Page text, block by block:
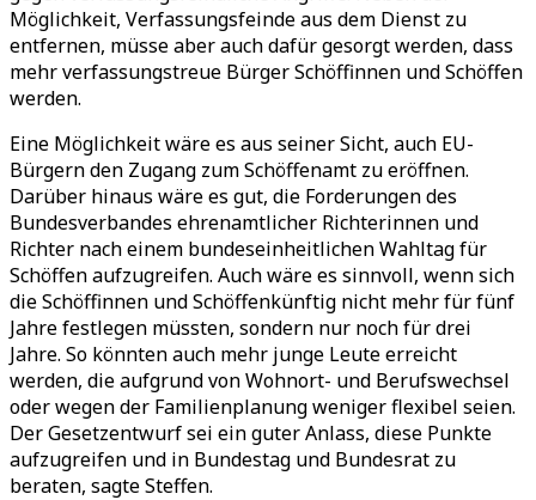
Möglichkeit, Verfassungsfeinde aus dem Dienst zu
entfernen, müsse aber auch dafür gesorgt werden, dass
mehr verfassungstreue Bürger Schöffinnen und Schöffen
werden.
Eine Möglichkeit wäre es aus seiner Sicht, auch EU-
Bürgern den Zugang zum Schöffenamt zu eröffnen.
Darüber hinaus wäre es gut, die Forderungen des
Bundesverbandes ehrenamtlicher Richterinnen und
Richter nach einem bundeseinheitlichen Wahltag für
Schöffen aufzugreifen. Auch wäre es sinnvoll, wenn sich
die Schöffinnen und Schöffenkünftig nicht mehr für fünf
Jahre festlegen müssten, sondern nur noch für drei
Jahre. So könnten auch mehr junge Leute erreicht
werden, die aufgrund von Wohnort- und Berufswechsel
oder wegen der Familienplanung weniger flexibel seien.
Der Gesetzentwurf sei ein guter Anlass, diese Punkte
aufzugreifen und in Bundestag und Bundesrat zu
beraten, sagte Steffen.